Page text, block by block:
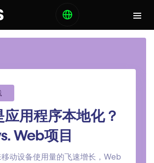
用程序本地化？
Web项目
动设备使用量的飞速增长，Web